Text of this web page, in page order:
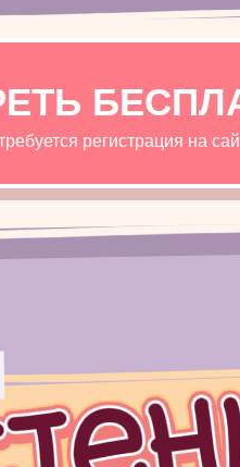
регистрация на